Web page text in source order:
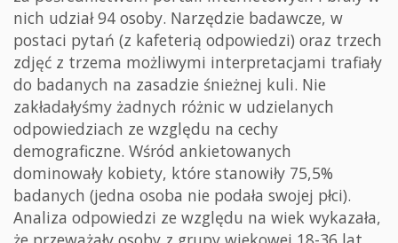
nich udział 94 osoby. Narzędzie badawcze, w
postaci pytań (z kafeterią odpowiedzi) oraz trzech
zdjęć z trzema możliwymi interpretacjami trafiały
do badanych na zasadzie śnieżnej kuli. Nie
zakładałyśmy żadnych różnic w udzielanych
odpowiedziach ze względu na cechy
demograficzne. Wśród ankietowanych
dominowały kobiety, które stanowiły 75,5%
badanych (jedna osoba nie podała swojej płci).
Analiza odpowiedzi ze względu na wiek wykazała,